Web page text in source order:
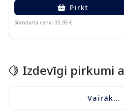
Pirkt
Standarta cena: 35.95 €
🍋 Izdevīgi pirkumi
Vairāk...